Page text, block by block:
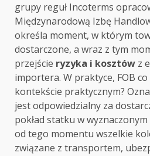
grupy reguł Incoterms
Międzynarodową Izbę
określa moment, w którym
dostarczone, a wraz z tym
przejście ryzyka i kosztów z
importera. W praktyce, FOB
kontekście praktycznym?
jest odpowiedzialny za
pokład statku w
od tego momentu wszelkie
związane z transportem,